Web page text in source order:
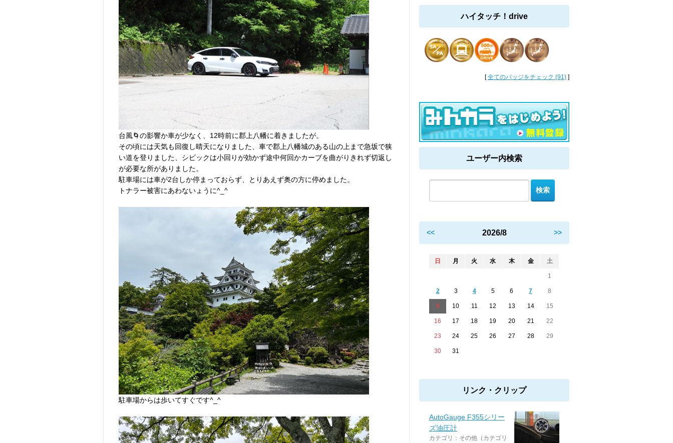
台風🌀の影響か車が少なく、12時前に郡上八幡に着きましたが。
その頃には天気も回復し晴天になりました、車で郡上八幡城のある山の上まで急坂で狭
い道を登りました、シビックは小回りが効かず途中何回かカーブを曲がりきれず切返し
が必要な所がありました。
駐車場には車が2台しか停まっておらず、とりあえず奥の方に停めました。
トナラー被害にあわないょうに^_^
駐車場からは歩いてすぐです^_^
ハイタッチ！drive
[全てのバッジをチェック (91) ]
ユーザー内検索
<< 2026/8 >>
日 月 火 水 木 金 土
1
2 3 4 5 6 7 8
9 10 11 12 13 14 15
16 17 18 19 20 21 22
23 24 25 26 27 28 29
30 31
リンク・クリップ
AutoGauge F355シリー
ズ油圧計
カテゴリ：その他（カテゴリ